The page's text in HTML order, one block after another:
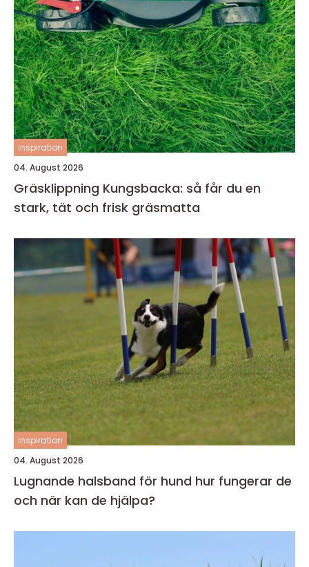
inspiration
04. August 2026
Gräsklippning Kungsbacka: så får du en
stark, tät och frisk gräsmatta
inspiration
04. August 2026
Lugnande halsband för hund hur fungerar de
och när kan de hjälpa?